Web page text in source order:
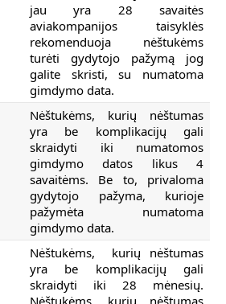
jau yra 28 savaitės
aviakompanijos taisyklės
rekomenduoja nėštukėms
turėti gydytojo pažymą jog
galite skristi, su numatoma
gimdymo data.
Nėštukėms, kurių nėštumas
yra be komplikacijų gali
skraidyti iki numatomos
gimdymo datos likus 4
savaitėms. Be to, privaloma
gydytojo pažyma, kurioje
pažymėta numatoma
gimdymo data.
Nėštukėms, kurių nėštumas
yra be komplikacijų gali
skraidyti iki 28 mėnesių.
Nėštukėms, kurių nėštumas